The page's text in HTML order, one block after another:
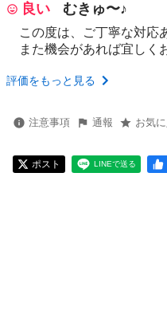
良い むきゅ〜♪
この度は、ご丁寧な対応
また機会があれば宜しく
評価をもっと見る
注意事項 通報 お気
ポスト LINEで送る